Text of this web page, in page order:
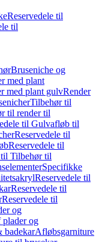
Reservedele til
til
Bruseniche og
med plant
med plant gulvRender
Tilbehør til
til render til
til Gulvafløb til
Reservedele til
Reservedele til
til Tilbehør til
Specifikke
Reservedele til
Reservedele til
Reservedele til
og
og
badekarAfløbsgarniture